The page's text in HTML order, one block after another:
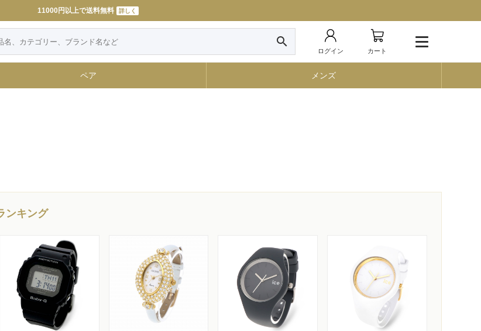
11000円以上で送料無料 詳しく
search
ログイン カート
ペア メンズ
ンキング